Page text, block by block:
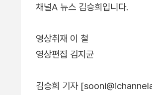
채널A 뉴스 김승희입니다.
영상취재 이 철
영상편집 김지균
김승희 기자